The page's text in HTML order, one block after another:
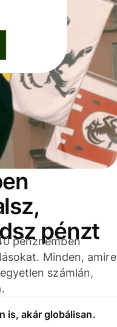
pénzt
pénznemben
Minden, amire
számlán,
is, akár globálisan.